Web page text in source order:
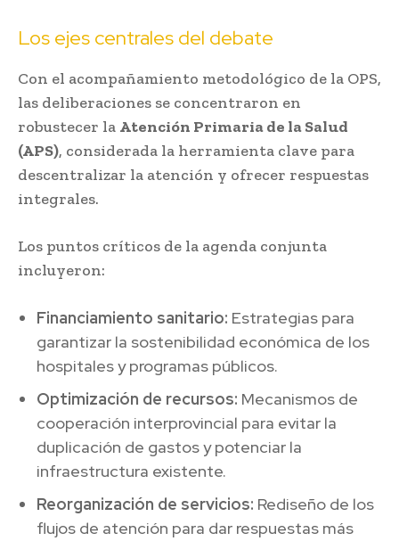
Los ejes centrales del debate
Con el acompañamiento metodológico de la OPS,
las deliberaciones se concentraron en
robustecer la Atención Primaria de la Salud
(APS), considerada la herramienta clave para
descentralizar la atención y ofrecer respuestas
integrales.
Los puntos críticos de la agenda conjunta
incluyeron:
Financiamiento sanitario: Estrategias para
garantizar la sostenibilidad económica de los
hospitales y programas públicos.
Optimización de recursos: Mecanismos de
cooperación interprovincial para evitar la
duplicación de gastos y potenciar la
infraestructura existente.
Reorganización de servicios: Rediseño de los
flujos de atención para dar respuestas más